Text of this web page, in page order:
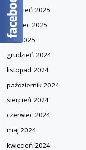
kwiecień 2025
marzec 2025
luty 2025
grudzień 2024
listopad 2024
październik 2024
sierpień 2024
czerwiec 2024
maj 2024
kwiecień 2024